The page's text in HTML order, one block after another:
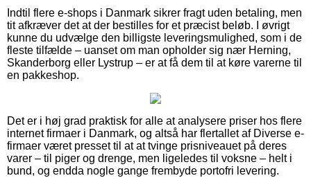
Indtil flere e-shops i Danmark sikrer fragt uden betaling, men
tit afkræver det at der bestilles for et præcist beløb. I øvrigt
kunne du udvælge den billigste leveringsmulighed, som i de
fleste tilfælde – uanset om man opholder sig nær Herning,
Skanderborg eller Lystrup – er at få dem til at køre varerne til
en pakkeshop.
Det er i høj grad praktisk for alle at analysere priser hos flere
internet firmaer i Danmark, og altså har flertallet af Diverse e-
firmaer været presset til at at tvinge prisniveauet på deres
varer – til piger og drenge, men ligeledes til voksne – helt i
bund, og endda nogle gange frembyde portofri levering.